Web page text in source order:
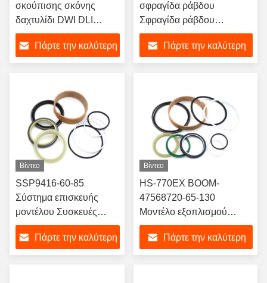
σκούπισης σκόνης
δαχτυλίδι DWI DLI
υδραυλικός κύλινδρος
σφραγίδα σκούπισης
Πάρτε την καλύτερη
σφραγίδα ράβδου
Σφραγίδα ράβδου
Σφραγίδα σκούπισης για
το σπαρακτήρα σκάφους
Πάρτε την καλύτερη
Βίντεο
SSP9416-60-85
Σύστημα επισκευής
μοντέλου Συσκευές
εξοπλισμού εξοπλισμού
βαρέων υδραυλικών
κυλίνδρων
Πάρτε την καλύτερη
Βίντεο
HS-770EX BOOM-
47568720-65-130
Μοντέλο εξοπλισμού
σφραγίδων εξορυκτών
ανταλλακτικών
εξαρτημάτων Σφραγίδες
Πάρτε την καλύτερη